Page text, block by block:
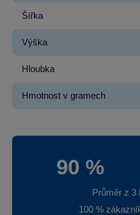
Šířka
Výška
Hloubka
Hmotnost v gramech
90 %
Průměr z 3
100 %